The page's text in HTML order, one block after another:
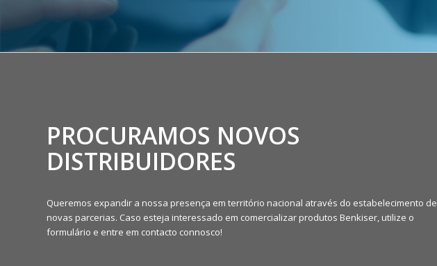
PROCURAMOS NOVOS
DISTRIBUIDORES
Queremos expandir a nossa presença em território nacional através do estabelecimento de
novas parcerias. Caso esteja interessado em comercializar produtos Benkiser, utilize o
formulário e entre em contacto connosco!